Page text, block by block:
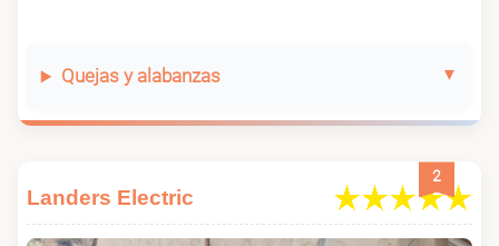
Quejas y alabanzas
2
Landers Electric